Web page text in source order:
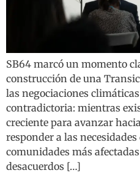
SB64 marcó un momento
construcción de una
las negociaciones
contradictoria: mientras
creciente para avanzar
responder a las necesidades
comunidades más
desacuerdos […]